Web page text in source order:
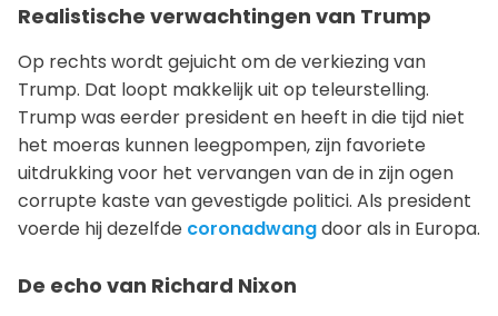
Realistische verwachtingen van Trump
Op rechts wordt gejuicht om de verkiezing van
Trump. Dat loopt makkelijk uit op teleurstelling.
Trump was eerder president en heeft in die tijd niet
het moeras kunnen leegpompen, zijn favoriete
uitdrukking voor het vervangen van de in zijn ogen
corrupte kaste van gevestigde politici. Als president
voerde hij dezelfde coronadwangdoor als in Europa.
De echo van Richard Nixon